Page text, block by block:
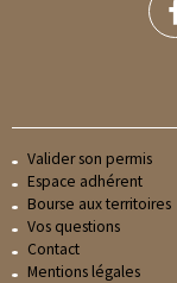
Valider son permis
Espace adhérent
Bourse aux territoires
Vos questions
Contact
Mentions légales